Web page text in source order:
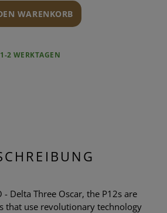
WARENKORB
2 WERKTAGEN
Delta Three Oscar, the P12s are
that use revolutionary technology